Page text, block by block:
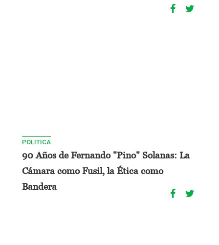
POLITICA
90 Años de Fernando "Pino" Solanas: La
Cámara como Fusil, la Ética como
Bandera